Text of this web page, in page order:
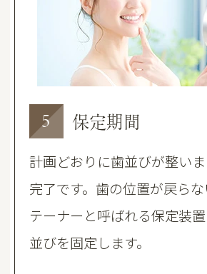
5 保定期間
計画どおりに歯並びが整い
完了です。歯の位置が戻ら
テーナーと呼ばれる保定装
並びを固定します。